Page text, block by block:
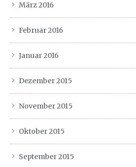
März 2016
Februar 2016
Januar 2016
Dezember 2015
November 2015
Oktober 2015
September 2015